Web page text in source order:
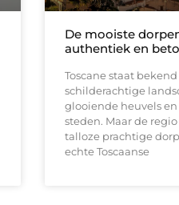
De mooiste
authentiek en
Toscane staat
schilderachtige
glooiende heuvels
steden. Maar de
talloze prachtige
echte Toscaanse